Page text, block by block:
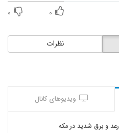
۰ ۰
نظرات
ویدیوهای کانال
رعد و برق شدید در مکه